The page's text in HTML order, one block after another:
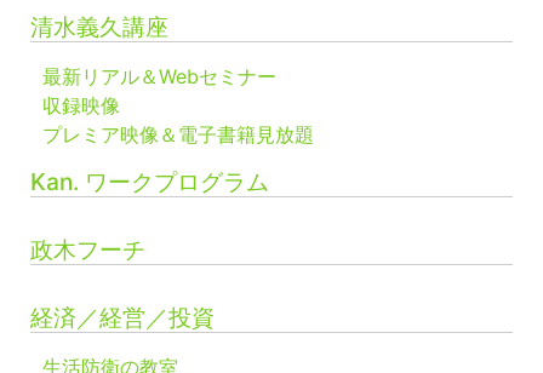
清水義久講座
最新リアル＆Webセミナー
収録映像
プレミア映像＆電子書籍見放題
Kan. ワークプログラム
政木フーチ
経済／経営／投資
生活防衛の教室